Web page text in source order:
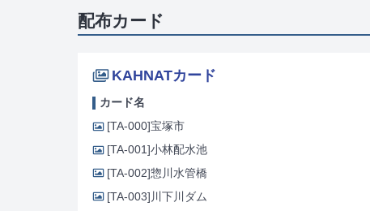
配布カード
KAHNATカード
カード名
[TA-000]宝塚市
[TA-001]小林配水池
[TA-002]惣川水管橋
[TA-003] 川下川ダム